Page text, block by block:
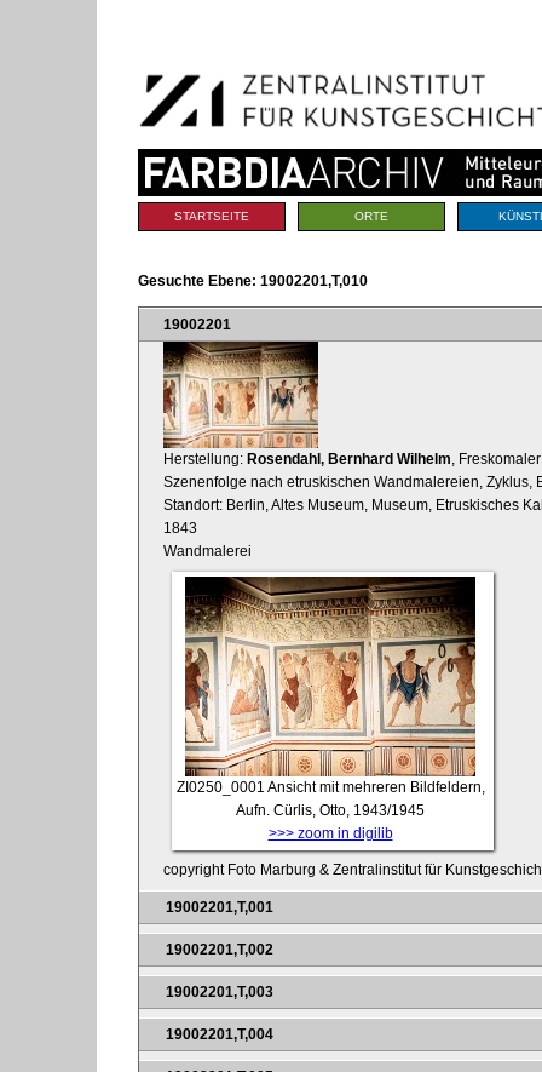
Navigation
Sektionen
STARTSEITE ORTE
Gesuchte Ebene: 19002201,T,010
19002201
Herstellung: Rosendahl, Bernhard Wilhelm , Freskomaler
Szenenfolge nach etruskischen Wandmalereien, Zyklus,
Standort: Berlin, Altes Museum, Museum, Etruskisches
1843
Wandmalerei
ZI0250_0001 Ansicht mit mehreren Bildfeldern,
Aufn. Cürlis, Otto, 1943/1945
>>> zoom in digilib
copyright Foto Marburg & Zentralinstitut für
19002201,T,001
19002201,T,002
19002201,T,003
19002201,T,004